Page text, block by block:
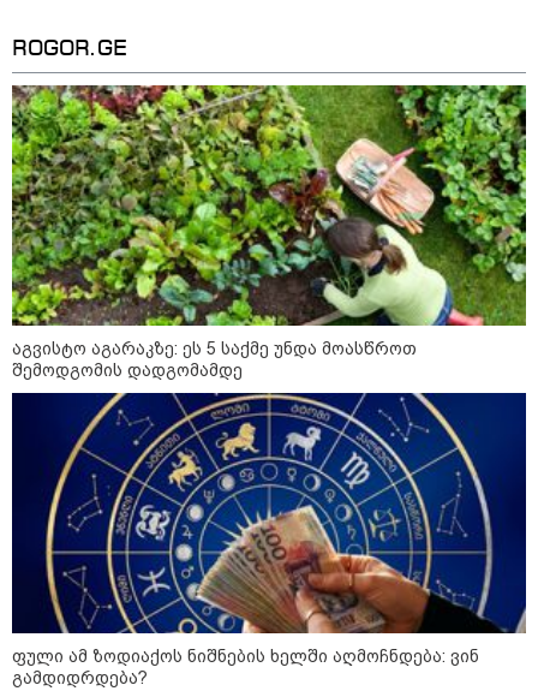
გრამი საქართველოში?
„ტურისტების შემცირების მთავარი
მიზეზი ალბათ, ის პრორუსული,
პროჩინური, პროირანული
პოლიტიკაა, რომელსაც ქვეყანა
ატარებს“ - ცოტნე ჯაფარიძე
კონფლიქტები
ROGOR.GE
აგვისტო აგარაკზე: ეს 5 საქმე უნდა მოასწროთ
შემოდგომის დადგომამდე
ფული ამ ზოდიაქოს ნიშნების ხელში აღმოჩნდება: ვინ
გამდიდრდება?